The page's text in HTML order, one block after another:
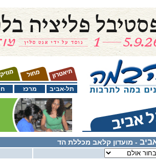
מרכז תל-אביב
- מועדון קלאב מכללת הד